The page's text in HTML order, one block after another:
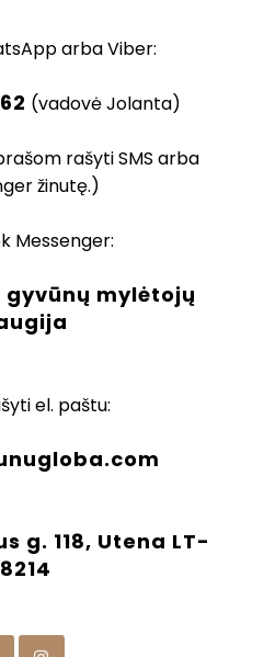
arba Viber:
(vadovė Jolanta)
rašyti SMS arba
žinutę.)
Messenger:
gyvūnų mylėtojų
el. paštu:
g. 118, Utena LT-